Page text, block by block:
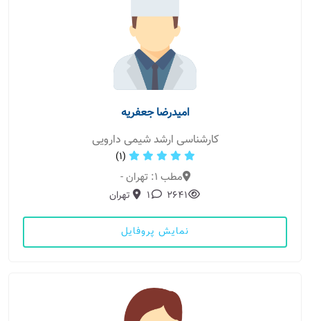
امیدرضا جعفریه
کارشناسی ارشد شیمی دارویی
(1)
مطب 1: تهران -
2641
1 تهران
نمایش پروفایل